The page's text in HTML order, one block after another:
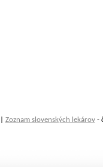
Zoznam slovenských lekárov-